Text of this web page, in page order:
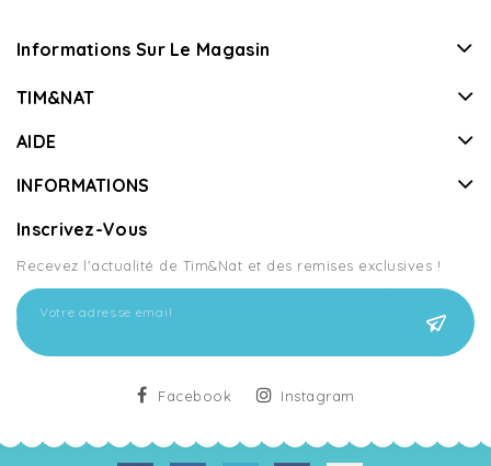
Informations Sur Le Magasin
TIM&NAT
AIDE
INFORMATIONS
Inscrivez-Vous
Recevez l'actualité de Tim&Nat et des remises exclusives !
Facebook Instagram